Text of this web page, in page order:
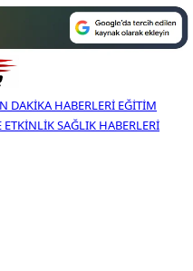
DAKIKA HABERLERI EĞITIM
ETKINLIKSAĞLIK HABERLERI